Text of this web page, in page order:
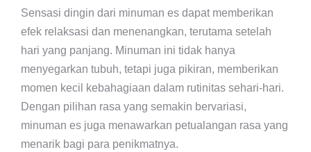
Sensasi dingin dari minuman es dapat memberikan
efek relaksasi dan menenangkan, terutama setelah
hari yang panjang. Minuman ini tidak hanya
menyegarkan tubuh, tetapi juga pikiran, memberikan
momen kecil kebahagiaan dalam rutinitas sehari-hari.
Dengan pilihan rasa yang semakin bervariasi,
minuman es juga menawarkan petualangan rasa yang
menarik bagi para penikmatnya.